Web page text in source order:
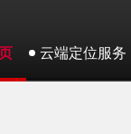
云端定位服务